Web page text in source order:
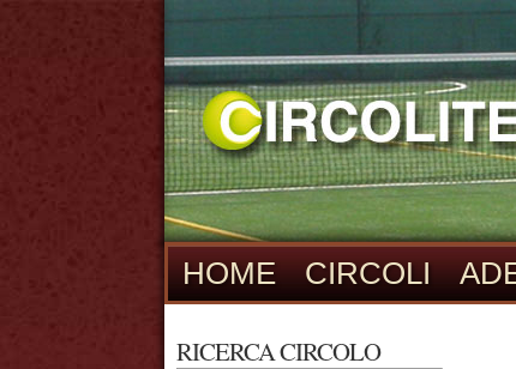
HOME CIRCOLI
RICERCA CIRCOLO